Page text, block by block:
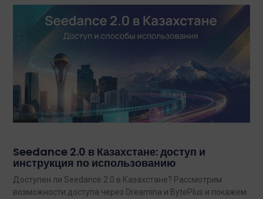
Seedance 2.0 в Казахстане: доступ и
инструкция по использованию
Доступен ли Seedance 2.0 в Казахстане? Рассмотрим
возможности доступа через Dreamina и BytePlus и покажем